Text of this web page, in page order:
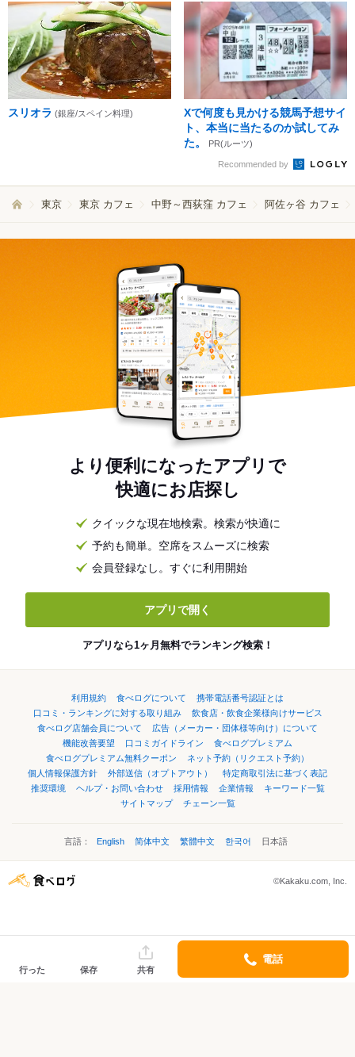
スリオラ (銀座/スペイン料理)
Xで何度も見かける競馬予想サイ
ト、本当に当たるのか試してみ
た。
PR(ルーツ)
Recommended by
東京 東京 カフェ 中野～西荻窪 カフェ 阿佐ヶ谷 カフェ
より便利になったアプリで
快適にお店探し
クイックな現在地検索。検索が快適に
予約も簡単。空席をスムーズに検索
会員登録なし。すぐに利用開始
アプリで開く
アプリなら1ヶ月無料でランキング検索！
利用規約 食べログについて
携帯電話番号認証とは
口コミ・ランキングに対する取り組み
飲食店・飲食企業様向けサービス
食べログ店舗会員について
広告（メーカー・団体様等向け）について
機能改善要望
口コミガイドライン
食べログプレミアム
食べログプレミアム無料クーポン
ネット予約（リクエスト予約）
個人情報保護方針
外部送信（オプトアウト）
特定商取引法に基づく表記
推奨環境
ヘルプ・お問い合わせ 採用情報 企業情報
キーワード一覧
サイトマップ
チェーン一覧
言語： English 简体中文 繁體中文 한국어 日本語
©Kakaku.com, Inc.
行った 保存 共有
電話